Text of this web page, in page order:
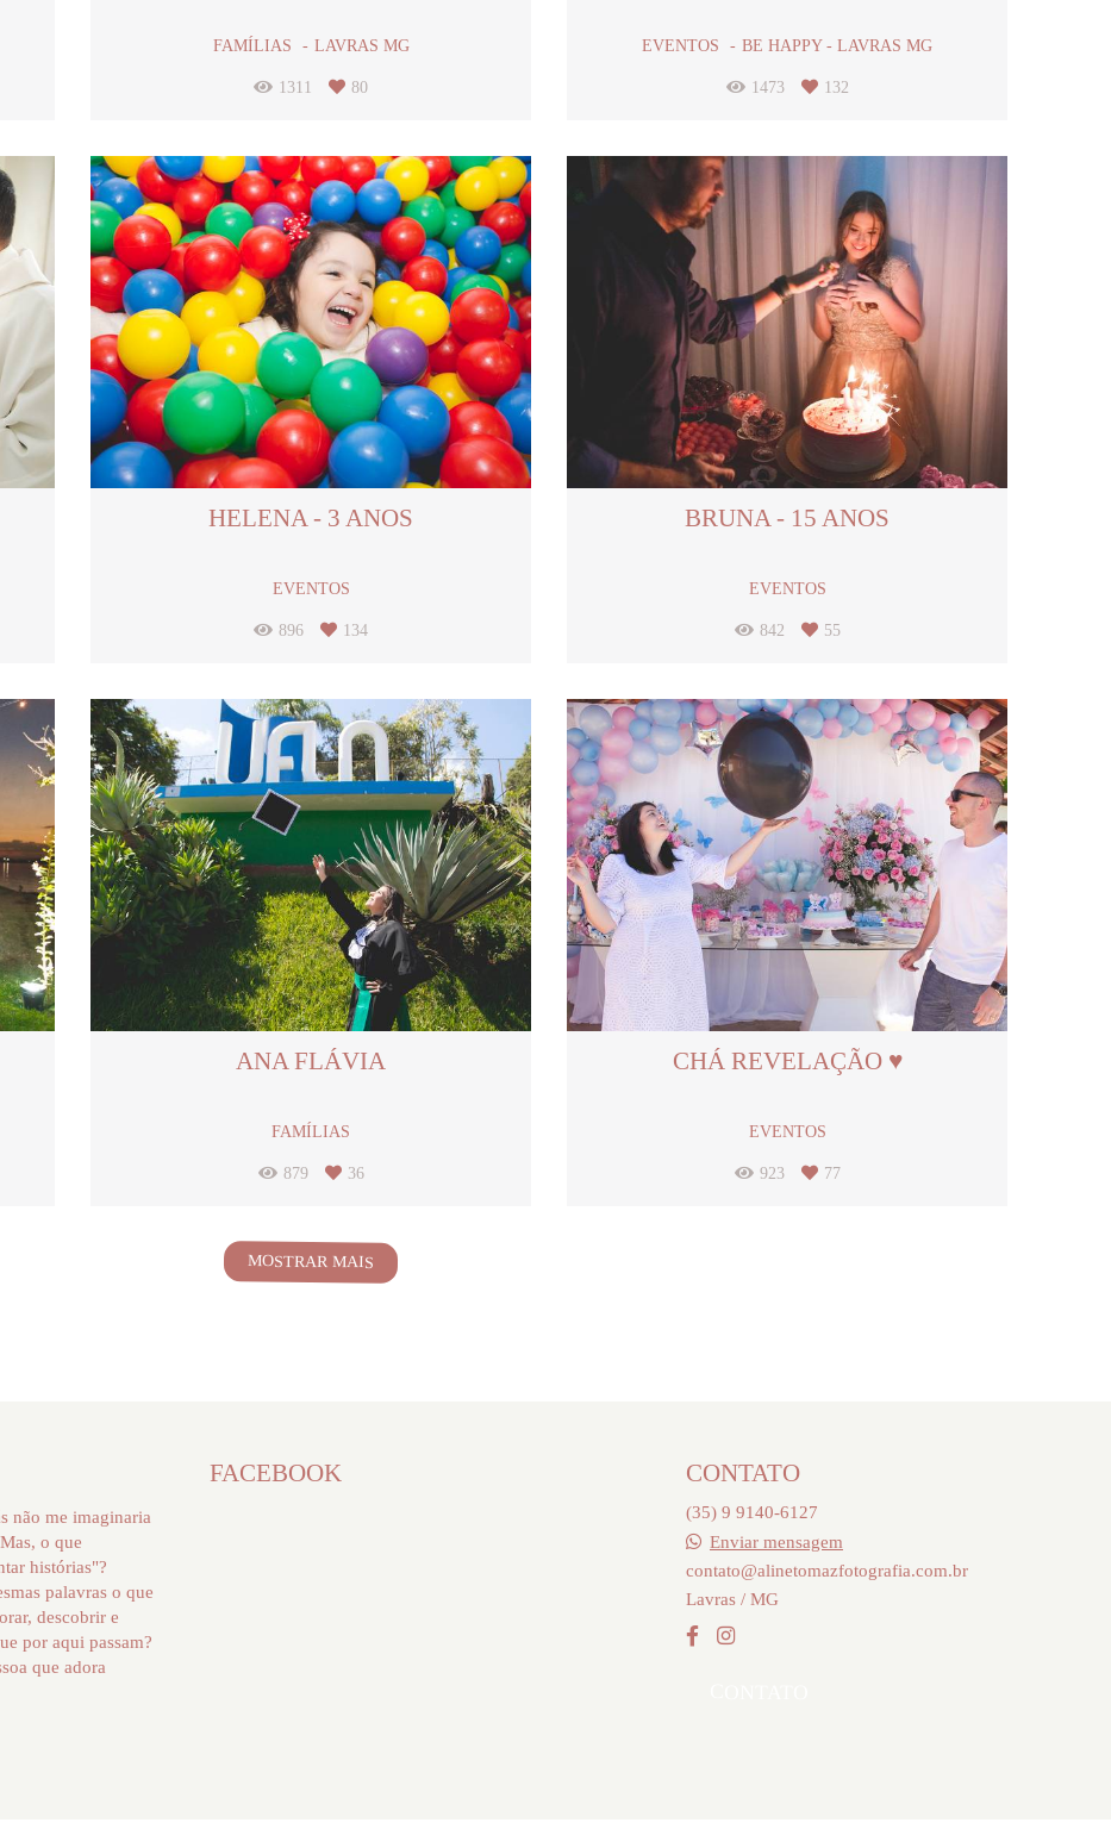
FAMÍLIAS LAVRAS MG
1311 80
EVENTOS BE HAPPY - LAVRAS MG
1473 132
HELENA - 3 ANOS
EVENTOS
896 134
BRUNA - 15 ANOS
EVENTOS
842 55
ANA FLÁVIA
FAMÍLIAS
879 36
CHÁ REVELAÇÃO ♥
EVENTOS
923 77
MOSTRAR MAIS
não me imaginaria
o que
histórias"?
palavras o que
descobrir e
por aqui passam?
que adora
FACEBOOK CONTATO
(35) 9 9140-6127
Enviar mensagem
contato@alinetomazfotografia.com.br
Lavras / MG